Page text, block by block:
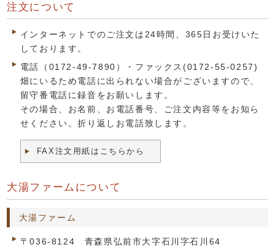
注文について
インターネットでのご注文は24時間、365日お受けいた
しております。
電話（0172-49-7890）・ファックス(0172-55-0257)
畑にいるため電話に出られない場合がございますので、
留守番電話に録音をお願いします。
その場合、お名前、お電話番号、ご注文内容等をお知ら
せください。折り返しお電話致します。
FAX注文用紙はこちらから
大湯ファームについて
大湯ファーム
〒036-8124 青森県弘前市大字石川字石川64